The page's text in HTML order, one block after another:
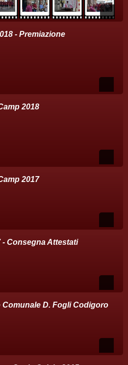
- Premiazione
2018
2017
- Consegna Attestati
Comunale D. Fogli Codigoro